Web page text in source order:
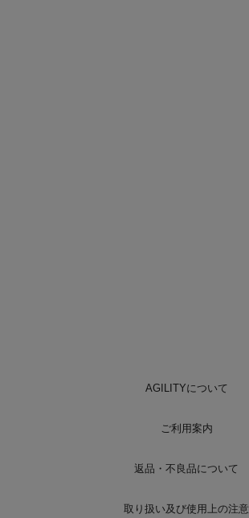
AGILITYについて
ご利用案内
返品・不良品について
取り扱い及び使用上の注意